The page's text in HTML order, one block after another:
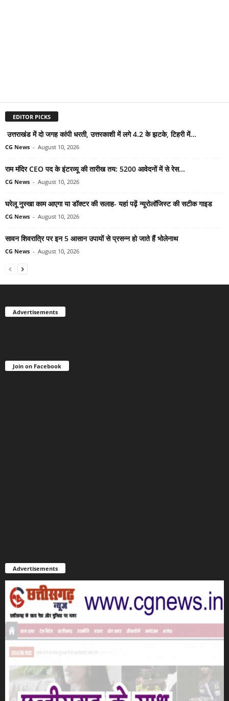
EDITOR PICKS
उत्तराखंड में दो जगह कांपी धरती, उत्तरकाशी में लगे 4.2 के झटके, टिहरी में...
CG News - August 10, 2026
राम मंदिर CEO पद के इंटरव्यू की तारीख तय: 5200 आवेदनों में से रेस...
CG News - August 10, 2026
घरेलू नुस्खा काम आएगा या डॉक्टर की सलाह- यहां पढ़ें न्यूरोलॉजिस्ट की सटीक गाइड
CG News - August 10, 2026
सावन शिवरात्रि पर इन 5 आसान उपायों से प्रसन्न हो जाते हैं भोलेनाथ
CG News - August 10, 2026
Advertisements
Join on Facebook
Advertisements